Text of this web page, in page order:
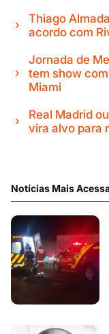
Thiago
acordo com
Jornada de
tem show
Miami
Real Madrid
vira alvo para
Notícias Mais